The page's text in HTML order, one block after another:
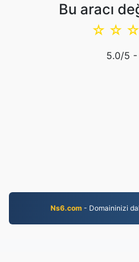
Bu aracı
☆
☆
☆
5.0/5 -
Ns6.com- Domaininizi